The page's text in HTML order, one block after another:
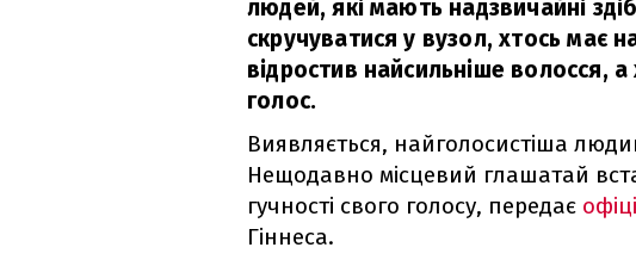
людей, які мають надзвичайні
скручуватися у вузол, хтось має
відростив найсильніше волосся,
голос.
Виявляється, найголосистіша
Нещодавно місцевий глашатай
гучності свого голосу, передає
Гіннеса.